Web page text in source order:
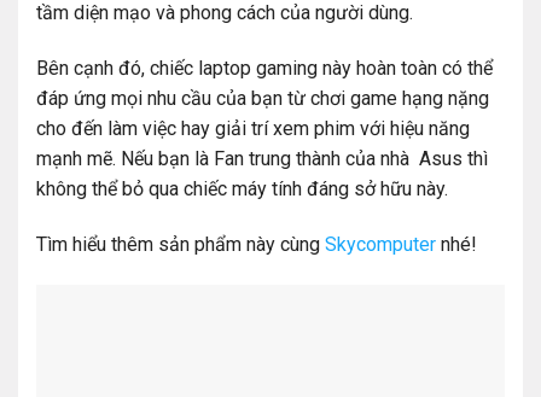
tầm diện mạo và phong cách của người dùng.
Bên cạnh đó, chiếc laptop gaming này hoàn toàn có thể
đáp ứng mọi nhu cầu của bạn từ chơi game hạng nặng
cho đến làm việc hay giải trí xem phim với hiệu năng
mạnh mẽ. Nếu bạn là Fan trung thành của nhà Asus thì
không thể bỏ qua chiếc máy tính đáng sở hữu này.
Tìm hiểu thêm sản phẩm này cùng Skycomputer nhé!